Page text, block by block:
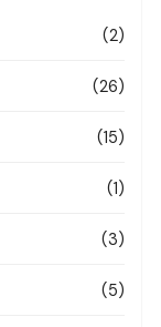
(2)
(26)
(15)
(1)
(3)
(5)